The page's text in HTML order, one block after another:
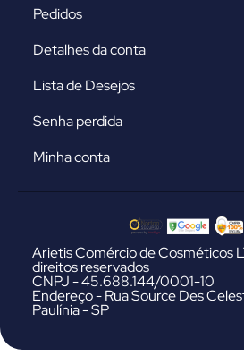
Pedidos
Detalhes da conta
Lista de Desejos
Senha perdida
Minha conta
Arietis Comércio de Cosméticos
direitos reservados
CNPJ - 45.688.144/0001-10
Endereço - Rua Source Des
Paulínia - SP